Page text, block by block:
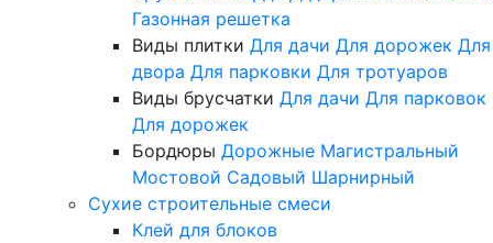
Газонная решетка
Виды плитки Для дачи Для дорожек Для
двора Для парковки Для тротуаров
Виды брусчатки Для дачи Для парковок
Для дорожек
Бордюры Дорожные Магистральный
Мостовой Садовый Шарнирный
Сухие строительные смеси
Клей для блоков